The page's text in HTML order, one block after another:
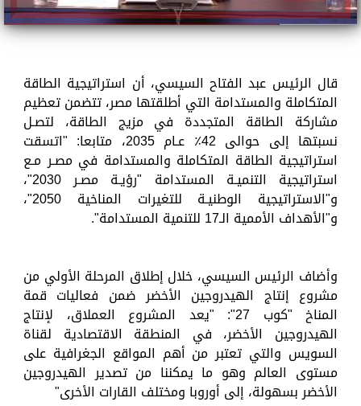
قال الرئيس عبد الفتاح السيسي، أن استراتيجية الطاقة
المتكاملة والمستدامة التي أطلقتها مصر، تتضمن تعظيم
مشاركة الطاقة المتجددة في مزيج الطاقة، لتصـل
نسبتها إلى حوالى 42٪ عـام 2035، متابعا: "اتسقت
استراتيجية الطاقة المتكاملة والمستدامة في مصـر مـع
استراتيجية التنميـة المستدامة "رؤيـة مصـر 2030"،
و"الاستراتيجية الوطنيـة للتغيرات المناخية 2050"،
و"الأهداف الأممية الـ17 للتنمية المستدامة".
وأضاف الرئيس السيسي، خلال إطلاق المرحلة الأولي من
مشروع إنتاج الهيدروجين الأخضر ضمن فعاليات قمة
المناخ "كوب 27": "يعد المشروع العملاق، لإنتاج
الهيدروجين الأخضر، في المنطقة الاقتصادية لقناة
السويس والتي تعتبر من أهم المواقع الجغرافية على
مستوى العالم وهو ما يمكننا من تصدير الهيدروجين
الأخضر بسهولة، إلى أوروبا ومختلف القارات الأخرى"